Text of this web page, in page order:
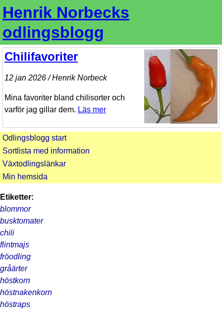
Henrik Norbecks
odlingsblogg
Chilifavoriter
12 jan 2026 / Henrik Norbeck
Mina favoriter bland chilisorter och
varför jag gillar dem. Läs mer
Odlingsblogg start
Sortlista med information
Växtodlingslänkar
Min hemsida
Etiketter:
blommor
busktomater
chili
flintmajs
fröodling
gråärter
höstkorn
höstnakenkorn
höstraps